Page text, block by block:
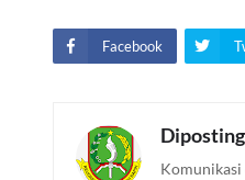
Facebook